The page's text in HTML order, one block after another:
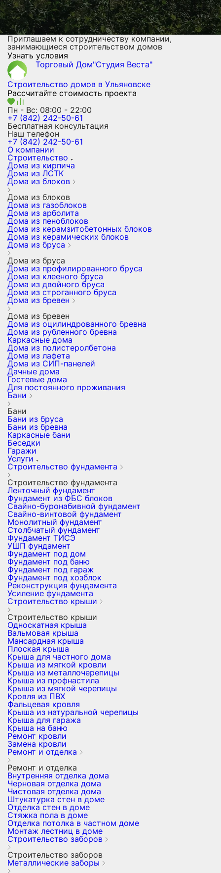
Приглашаем к сотрудничеству компании,
занимающиеся строительством домов
Узнать условия
Торговый Дом"Студия Веста"
Строительство домов в Ульяновске
Рассчитайте стоимость проекта
Пн - Вс: 08:00 - 22:00
+7 (842) 242-50-61
Бесплатная консультация
Наш телефон
+7 (842) 242-50-61
О компании
Строительство
Дома из кирпича
Дома из ЛСТК
Дома из блоков
Дома из блоков
Дома из газоблоков
Дома из арболита
Дома из пеноблоков
Дома из керамзитобетонных блоков
Дома из керамических блоков
Дома из бруса
Дома из бруса
Дома из профилированного бруса
Дома из клееного бруса
Дома из двойного бруса
Дома из строганного бруса
Дома из бревен
Дома из бревен
Дома из оцилиндрованного бревна
Дома из рубленного бревна
Каркасные дома
Дома из полистеролбетона
Дома из лафета
Дома из СИП-панелей
Дачные дома
Гостевые дома
Для постоянного проживания
Бани
Бани
Бани из бруса
Бани из бревна
Каркасные бани
Беседки
Гаражи
Услуги
Строительство фундамента
Строительство фундамента
Ленточный фундамент
Фундамент из ФБС блоков
Свайно-буронабивной фундамент
Свайно-винтовой фундамент
Монолитный фундамент
Столбчатый фундамент
Фундамент ТИСЭ
УШП фундамент
Фундамент под дом
Фундамент под баню
Фундамент под гараж
Фундамент под хозблок
Реконструкция фундамента
Усиление фундамента
Строительство крыши
Строительство крыши
Односкатная крыша
Вальмовая крыша
Мансардная крыша
Плоская крыша
Крыша для частного дома
Крыша из мягкой кровли
Крыша из металлочерепицы
Крыша из профнастила
Крыша из мягкой черепицы
Кровля из ПВХ
Фальцевая кровля
Крыша из натуральной черепицы
Крыша для гаража
Крыша на баню
Ремонт кровли
Замена кровли
Ремонт и отделка
Ремонт и отделка
Внутренняя отделка дома
Черновая отделка дома
Чистовая отделка дома
Штукатурка стен в доме
Отделка стен в доме
Стяжка пола в доме
Отделка потолка в частном доме
Монтаж лестниц в доме
Строительство заборов
Строительство заборов
Металлические заборы